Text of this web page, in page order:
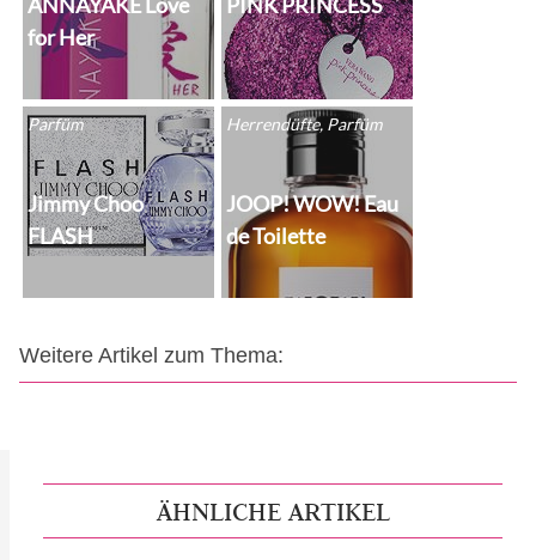
for Her
Parfüm
Jimmy Choo
FLASH
Herrendüfte, Parfüm
JOOP! WOW! Eau
de Toilette
Weitere Artikel zum Thema:
ÄHNLICHE ARTIKEL